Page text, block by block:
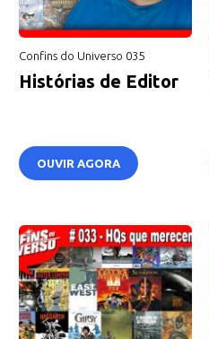
Confins do Universo 035
Histórias de Editor
OUVIR AGORA